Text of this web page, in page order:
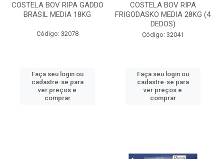
COSTELA BOV RIPA GADDO
BRASIL MEDIA 18KG
Código: 32078
Faça seu login ou
cadastre-se para
ver preços e
comprar
COSTELA BOV RIPA
FRIGODASKO MEDIA 28KG (4
DEDOS)
Código: 32041
Faça seu login ou
cadastre-se para
ver preços e
comprar